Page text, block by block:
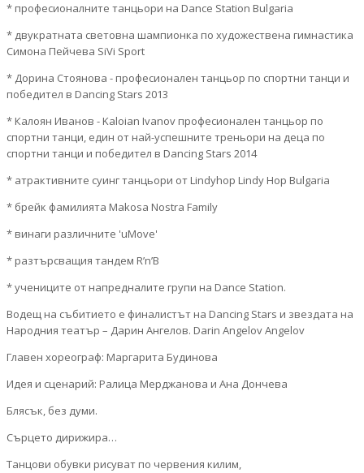
* професионалните танцьори на Dance Station Bulgaria
* двукратната световна шампионка по художествена гимнастика
Симона Пейчева SiVi Sport
* Дорина Стоянова - професионален танцьор по спортни танци и
победител в Dancing Stars 2013
* Калоян Иванов - Kaloian Ivanov професионален танцьор по
спортни танци, един от най-успешните треньори на деца по
спортни танци и победител в Dancing Stars 2014
* атрактивните суинг танцьори от Lindyhop Lindy Hop Bulgaria
* брейк фамилията Makosa Nostra Family
* винаги различните 'uMove'
* разтърсващия тандем R’n’B
* учениците от напредналите групи на Dance Station.
Водещ на събитието е финалистът на Dancing Stars и звездата на
Народния театър – Дарин Ангелов. Darin Angelov Angelov
Главен хореограф: Маргарита Будинова
Идея и сценарий: Ралица Мерджанова и Ана Дончева
Блясък, без думи.
Сърцето дирижира…
Танцови обувки рисуват по червения килим,